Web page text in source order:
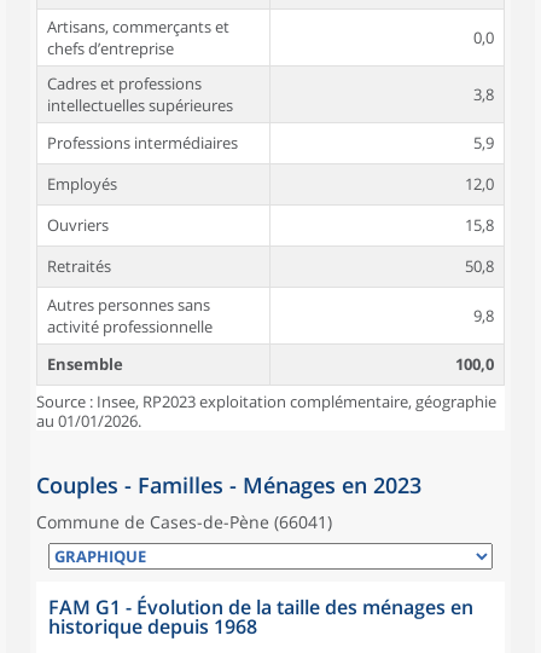
Artisans, commerçants et
chefs d’entreprise
0,0
Cadres et professions
intellectuelles supérieures
3,8
Professions intermédiaires
5,9
Employés
12,0
Ouvriers
15,8
Retraités
50,8
Autres personnes sans
activité professionnelle
9,8
Ensemble
100,0
Source : Insee, RP2023 exploitation complémentaire, géographie
au 01/01/2026.
Couples - Familles - Ménages en 2023
Commune de Cases-de-Pène (66041)
FAM G1 - Évolution de la taille des ménages en
historique depuis 1968